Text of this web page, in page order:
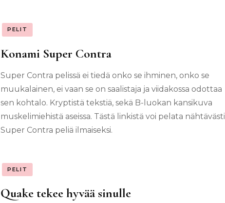
PELIT
Konami Super Contra
Super Contra pelissä ei tiedä onko se ihminen, onko se
muukalainen, ei vaan se on saalistaja ja viidakossa odottaa
sen kohtalo. Kryptistä tekstiä, sekä B-luokan kansikuva
muskelimiehistä aseissa. Tästä linkistä voi pelata nähtävästi
Super Contra peliä ilmaiseksi.
PELIT
Quake tekee hyvää sinulle